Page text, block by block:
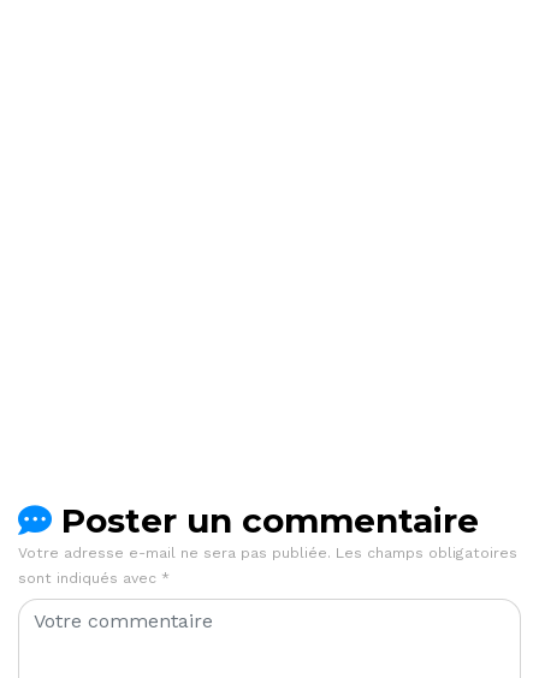
Poster un commentaire
Votre adresse e-mail ne sera pas publiée. Les champs obligatoires
sont indiqués avec *